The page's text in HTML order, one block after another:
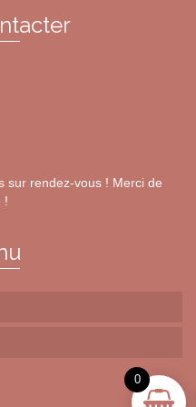
sur rendez-vous ! Merci de
!
0